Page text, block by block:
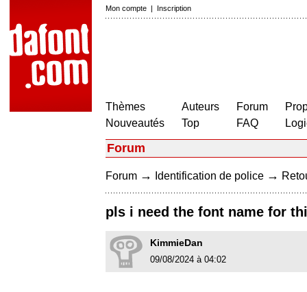
Mon compte | Inscription
Thèmes
Nouveautés
Auteurs
Top
Forum
FAQ
Forum
Forum → Identification de police →
pls i need the font name for
KimmieDan
09/08/2024 à 04:02